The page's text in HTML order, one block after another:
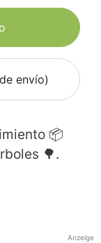
envío)
📦
🌳.
Anzeige